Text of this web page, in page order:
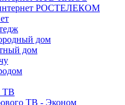
РОСТЕЛЕКОМ
дом
дом
ТВ
ТВ - Эконом